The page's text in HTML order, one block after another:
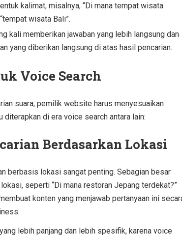
kalimat, misalnya, “Di mana tempat wisata
wisata Bali”.
kali memberikan jawaban yang lebih langsung dan
yang diberikan langsung di atas hasil pencarian.
Voice Search
suara, pemilik website harus menyesuaikan
di era voice search antara lain:
Berdasarkan Lokasi
berbasis lokasi sangat penting. Sebagian besar
seperti “Di mana restoran Jepang terdekat?”
konten yang menjawab pertanyaan ini
lebih panjang dan lebih spesifik, karena voice